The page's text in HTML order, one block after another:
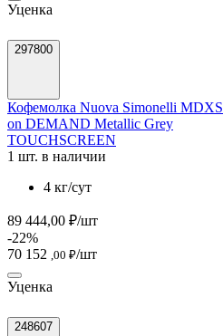
Уценка
297800
Кофемолка Nuova Simonelli MDXS
on DEMAND Metallic Grey
TOUCHSCREEN
1 шт. в наличии
4 кг/сут
89 444,00 ₽/шт
-22%
70 152 ,00 ₽/шт
Уценка
248607